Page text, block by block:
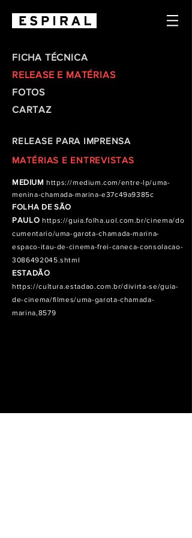
FICHA TÉCNICA
RELEASE E MATÉRIAS
FOTOS
CARTAZ
RELEASE PARA IMPRENSA
MATÉRIAS E ENTREVISTAS
MEDIUM https://medium.com/entre-lp/uma-
menina-chamada-marina-e37c49a9385c
FOLHA DE SÃO
PAULO https://guia.folha.uol.com.br/cinema/do
cumentario/uma-garota-chamada-marina-
espaco-itau-de-cinema-frei-caneca-consolacao-
3086492045.shtml
ESTADÃO
https://cultura.estadao.com.br/divirta-se/guia-
de-cinema/filmes/uma-garota-chamada-
marina,8579